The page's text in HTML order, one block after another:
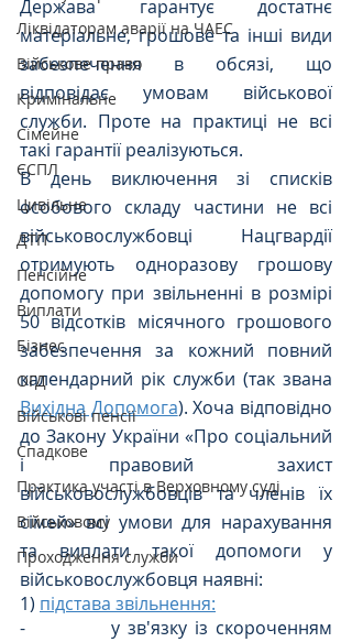
Ліквідаторам аварії на ЧАЕС
Військове право
Кримінальне
Сімейне
ЄСПЛ
Цивільне
ДТП
Пенсійне
Виплати
Бізнес
ОГД
Військові пенсії
Спадкове
Практика участі в Верховному суді
Військовому
Проходження служби
Держава гарантує достатнє
матеріальне, грошове та інші види
забезпечення в обсязі, що
відповідає умовам військової
служби. Проте на практиці не всі
такі гарантії реалізуються.
В день виключення зі списків
особового складу частини не всі
військовослужбовці Нацгвардії
отримують одноразову грошову
допомогу при звільненні в розмірі
50 відсотків місячного грошового
забезпечення за кожний повний
Вихідна Допомога). Хоча відповідно
до Закону України «Про соціальний
і правовий захист
військовослужбовців та членів їх
сімей» всі умови для нарахування
та виплати такої допомоги у
військовослужбовця наявні:
1) підстава звільнення:
-           у зв'язку із скороченням